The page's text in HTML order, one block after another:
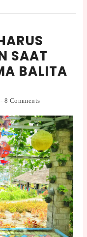
SAAT
BALITA
- 8 Comments